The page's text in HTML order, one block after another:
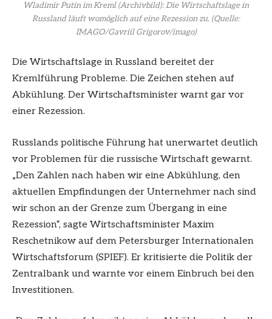
Wladimir Putin im Kreml (Archivbild): Die Wirtschaftslage in
Russland läuft womöglich auf eine Rezession zu. (Quelle:
IMAGO/Gavriil Grigorov/imago)
Die Wirtschaftslage in Russland bereitet der
Kremlführung Probleme. Die Zeichen stehen auf
Abkühlung. Der Wirtschaftsminister warnt gar vor
einer Rezession.
Russlands politische Führung hat unerwartet deutlich
vor Problemen für die russische Wirtschaft gewarnt.
„Den Zahlen nach haben wir eine Abkühlung, den
aktuellen Empfindungen der Unternehmer nach sind
wir schon an der Grenze zum Übergang in eine
Rezession“, sagte Wirtschaftsminister Maxim
Reschetnikow auf dem Petersburger Internationalen
Wirtschaftsforum (SPIEF). Er kritisierte die Politik der
Zentralbank und warnte vor einem Einbruch bei den
Investitionen.